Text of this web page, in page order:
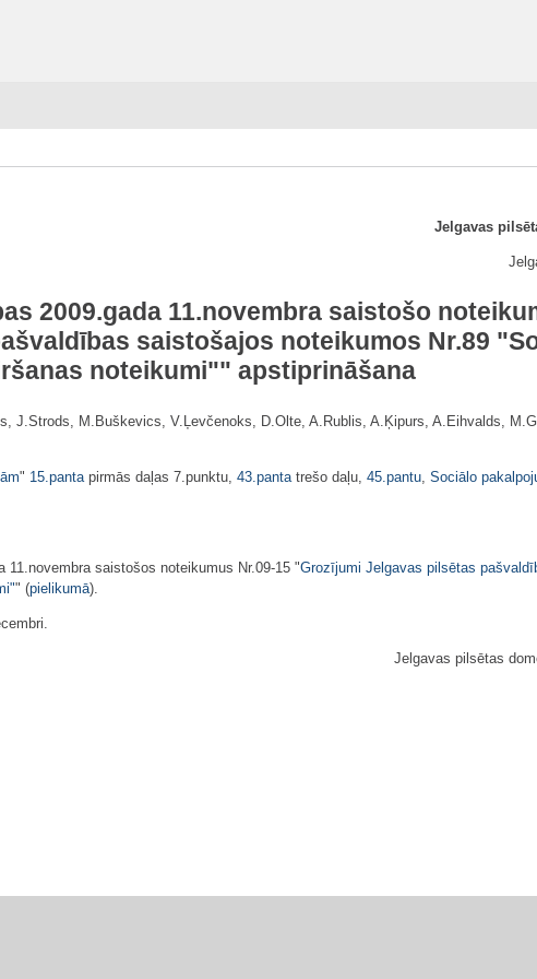
Jelgavas
2009.gada 11.novembra saistošo
saistošajos noteikumos Nr.89
noteikumi"" apstiprināšana
J.Strods, M.Buškevics, V.Ļevčenoks, D.Olte, A.Rublis, A.Ķipurs, A.Eihvalds,
" 15.pantapirmās daļas 7.punktu, 43.pantatrešo daļu, 45.pantu, Sociālo
saistošos noteikumus Nr.09-15 "Grozījumi Jelgavas pilsētas
" (pielikumā).
Jelgavas pilsētas